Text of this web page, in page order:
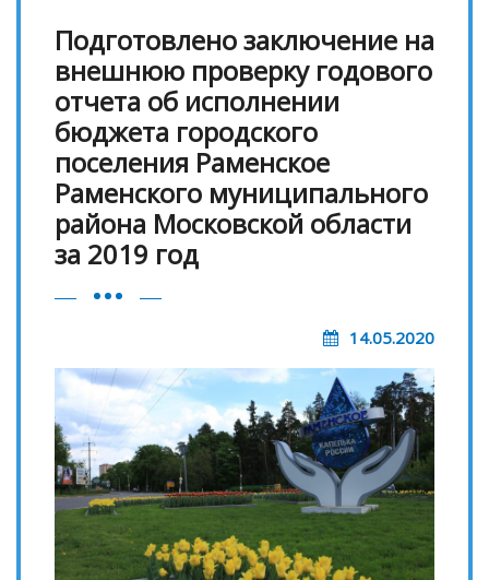
Подготовлено заключение на
внешнюю проверку годового
отчета об исполнении
бюджета городского
поселения Раменское
Раменского муниципального
района Московской области
за 2019 год
14.05.2020